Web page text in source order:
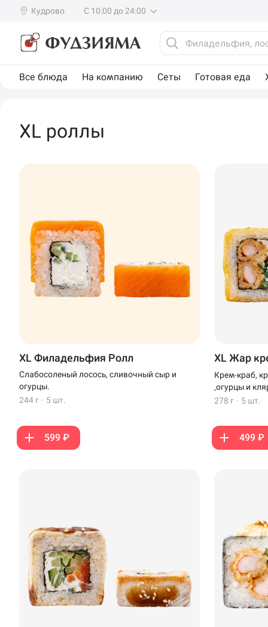
Кудрово С 10:00 до 24:00
Все блюда На компанию Сеты Готовая еда
XL роллы
XL Филадельфия Ролл
Слабосоленый лосось, сливочный сыр и
огурцы.
244 г · 5 шт.
599 ₽
XL Жар
Крем-краб,
,огурцы и
278 г · 5 шт.
499 ₽